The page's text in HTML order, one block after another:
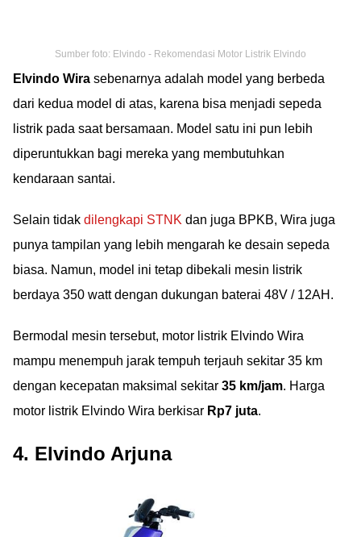
Sumber foto: Elvindo - Rekomendasi Motor Listrik Elvindo
Elvindo Wira sebenarnya adalah model yang berbeda
dari kedua model di atas, karena bisa menjadi sepeda
listrik pada saat bersamaan. Model satu ini pun lebih
diperuntukkan bagi mereka yang membutuhkan
kendaraan santai.
Selain tidak dilengkapi STNK dan juga BPKB, Wira juga
punya tampilan yang lebih mengarah ke desain sepeda
biasa. Namun, model ini tetap dibekali mesin listrik
berdaya 350 watt dengan dukungan baterai 48V / 12AH.
Bermodal mesin tersebut, motor listrik Elvindo Wira
mampu menempuh jarak tempuh terjauh sekitar 35 km
dengan kecepatan maksimal sekitar 35 km/jam. Harga
motor listrik Elvindo Wira berkisar Rp7 juta.
4. Elvindo Arjuna